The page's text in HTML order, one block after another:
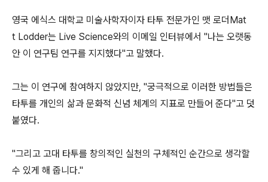
영국 에식스 대학교 미술사학자이자 타투 전문가인 맷 로더Mat
t Lodder는 Live Science와의 이메일 인터뷰에서 "나는 오랫동
안 이 연구팀 연구를 지지했다"고 말했다.
그는 이 연구에 참여하지 않았지만, "궁극적으로 이러한 방법들은
타투를 개인의 삶과 문화적 신념 체계의 지표로 만들어 준다"고 덧
붙였다.
"그리고 고대 타투를 창의적인 실천의 구체적인 순간으로 생각할
수 있게 해 줍니다."